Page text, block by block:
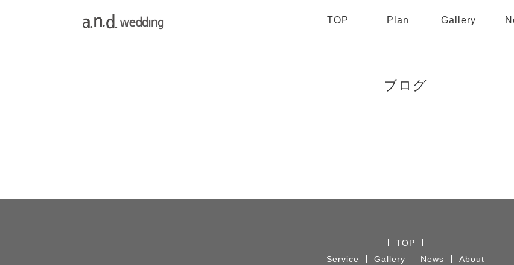
TOP Plan Gallery
ブログ
TOP
Service
Gallery News
About